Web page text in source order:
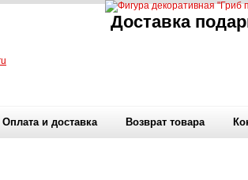
Доставка
Оплата и доставка Возврат товара